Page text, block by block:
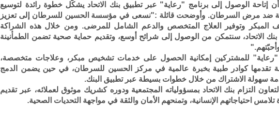
إتاحة الوصول إلى برنامج "رعاية" عبر تطبيق بنك الاتحاد يشكّل خطوة رائدة لتوسيع
ضد مرض السرطان. وأوضحت قائلة :"نسعى في مؤسسة الحسين للسرطان إلى تعزيز
وتوفير العلاج المتخصص والدعم الشامل للمرضى. ومن خلال هذه الشراكة
بنك الاتحاد، سنتمكن من الوصول إلى شرائح أوسع، وتقديم حماية صحية تضمن الطمأنينة
"رعاية” للمشتركين إمكانية الحصول على خدمات تشخيص مبكر، وعلاجات متخصصة،
تقدمها كوادر طبية بخبرة عالمية في مركز الحسين للسرطان، في حين يضمن الدمج
سهولة الاشتراك من خلال خطوات بسيطة عبر تطبيق البنك.
التزام بنك الاتحاد بمسؤولياته المجتمعية ودوره كشريك موثوق لعملائه، عبر تقديم
احتياجاتهم الإنسانية، وتمنحهم الأمان والثقة في مواجهة التحديات الصحية.